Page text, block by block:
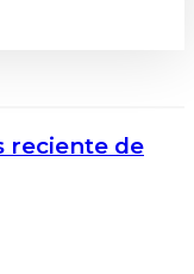
reciente de